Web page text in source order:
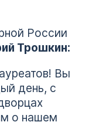
России
Трошкин:
Вы
день, с
о нашем